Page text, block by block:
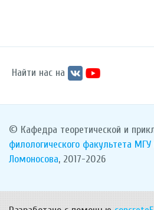
Найти нас на
© Кафедра теоретической и
филологического факультета МГУ
Ломоносова, 2017-2026